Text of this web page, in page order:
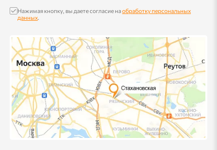
Нажимая кнопку, вы даете согласие наобработку персональных
данных.